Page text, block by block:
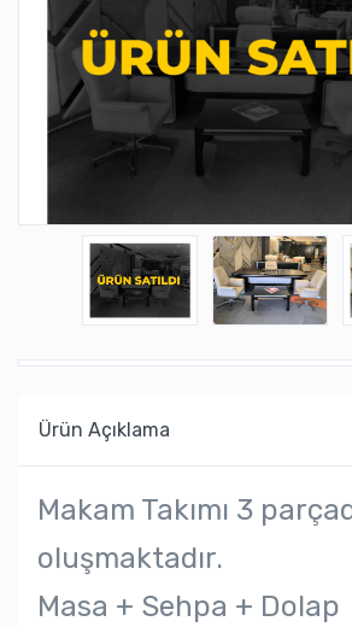
Ürün Açıklama
Makam Takımı 3
oluşmaktadır.
Masa + Sehpa +